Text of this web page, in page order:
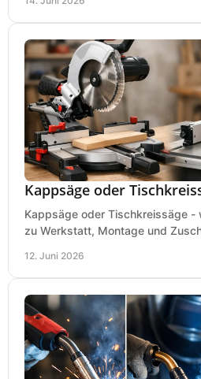
Kappsäge oder
Kappsäge oder Tischkreissäge
zu Werkstatt, Montage und
12. Juni 2026